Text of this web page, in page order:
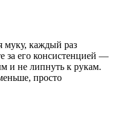
муку, каждый раз
за его консистенцией —
и не липнуть к рукам.
просто